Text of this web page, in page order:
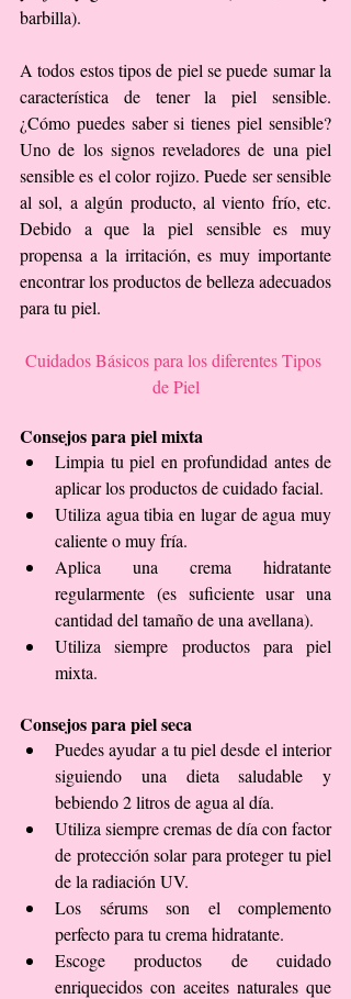
barbilla).
A todos estos tipos de piel se puede sumar la
característica de tener la piel sensible.
¿Cómo puedes saber si tienes piel sensible?
Uno de los signos reveladores de una piel
sensible es el color rojizo. Puede ser sensible
al sol, a algún producto, al viento frío, etc.
Debido a que la piel sensible es muy
propensa a la irritación, es muy importante
encontrar los productos de belleza adecuados
para tu piel.
Cuidados Básicos para los diferentes Tipos
de Piel
Consejos para piel mixta
Limpia tu piel en profundidad antes de
Utiliza agua tibia en lugar de agua muy
caliente o muy fría.
Aplica una crema hidratante
regularmente (es suficiente usar una
cantidad del tamaño de una avellana).
Utiliza siempre productos para piel
mixta.
Consejos para piel seca
Puedes ayudar a tu piel desde el interior
siguiendo una dieta saludable y
bebiendo 2 litros de agua al día.
Utiliza siempre cremas de día con factor
de protección solar para proteger tu piel
de la radiación UV.
Los sérums son el complemento
perfecto para tu crema hidratante.
Escoge productos de cuidado
enriquecidos con aceites naturales que